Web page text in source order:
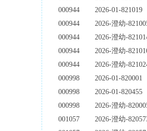
000944
2026-01-821019
000944
2026-澄幼-
000944
2026-澄幼-
000944
2026-澄幼-
000944
2026-澄幼-
000998
2026-01-820001
000998
2026-01-820455
000998
2026-澄幼-
001057
2026-澄幼-